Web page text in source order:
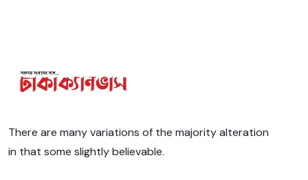
There are many variations of the majority alteration
in that some slightly believable.